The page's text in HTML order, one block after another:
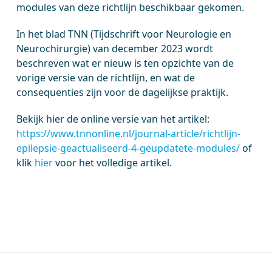
modules van deze richtlijn beschikbaar gekomen.
In het blad TNN (Tijdschrift voor Neurologie en
Neurochirurgie) van december 2023 wordt
beschreven wat er nieuw is ten opzichte van de
vorige versie van de richtlijn, en wat de
consequenties zijn voor de dagelijkse praktijk.
Bekijk hier de online versie van het artikel:
https://www.tnnonline.nl/journal-article/richtlijn-
epilepsie-geactualiseerd-4-geupdatete-modules/of
klik hiervoor het volledige artikel.